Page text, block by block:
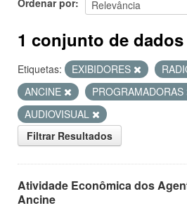
1 conjunto de
Etiquetas: EXIBIDORES
ANCINE
PROGRAMADORAS
AUDIOVISUAL
Filtrar Resultados
Atividade Econômica dos
Ancine